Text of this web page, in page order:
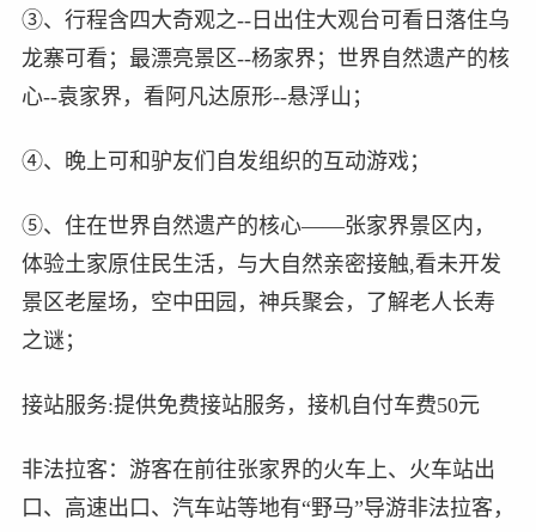
③、行程含四大奇观之--日出住大观台可看日落住乌
龙寨可看；最漂亮景区--杨家界；世界自然遗产的核
心--袁家界，看阿凡达原形--悬浮山；
④、晚上可和驴友们自发组织的互动游戏；
⑤、住在世界自然遗产的核心——张家界景区内，
体验土家原住民生活，与大自然亲密接触,看未开发
景区老屋场，空中田园，神兵聚会，了解老人长寿
之谜；
接站服务:提供免费接站服务，接机自付车费50元
非法拉客：游客在前往张家界的火车上、火车站出
口、高速出口、汽车站等地有“野马”导游非法拉客，